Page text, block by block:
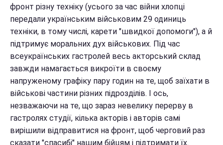
фронт різну техніку (усього за час війни хлопці
передали українським військовим 29 одиниць
техніки, в тому числі, карети "швидкої допомоги"), а й
підтримує моральних дух військових. Під час
всеукраїнських гастролей весь акторський склад
завжди намагається викроїти в своєму
напруженому графіку пару годин на те, щоб заїхати в
військові частини різних підрозділів. І ось,
незважаючи на те, що зараз невелику перерву в
гастролях студії, кілька акторів і авторів самі
вирішили відправитися на фронт, щоб черговий раз
сказати "спасибі" нашим бійцям і підтримати їх.